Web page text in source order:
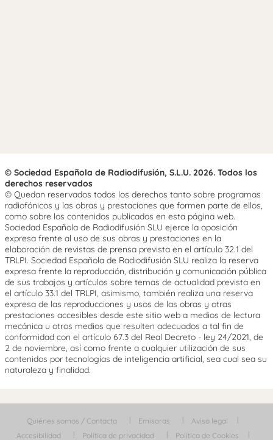
© Sociedad Española de Radiodifusión, S.L.U. 2026. Todos los
derechos reservados
© Quedan reservados todos los derechos tanto sobre programas
radiofónicos y las obras y prestaciones que formen parte de ellos,
como sobre los contenidos publicados en esta página web.
Sociedad Española de Radiodifusión SLU ejerce la oposición
expresa frente al uso de sus obras y prestaciones en la
elaboración de revistas de prensa prevista en el artículo 32.1 del
TRLPI. Sociedad Española de Radiodifusión SLU realiza la reserva
expresa frente la reproducción, distribución y comunicación pública
de sus trabajos y artículos sobre temas de actualidad prevista en
el artículo 33.1 del TRLPI, asimismo, también realiza una reserva
expresa de las reproducciones y usos de las obras y otras
prestaciones accesibles desde este sitio web a medios de lectura
mecánica u otros medios que resulten adecuados a tal fin de
conformidad con el artículo 67.3 del Real Decreto - ley 24/2021, de
2 de noviembre, así como frente a cualquier utilización de sus
contenidos por tecnologías de inteligencia artificial, sea cual sea su
naturaleza y finalidad.
Quiénes somos / Contacta Emisoras
Aviso legal
Accesibilidad
Política de privacidad Política de Cookies